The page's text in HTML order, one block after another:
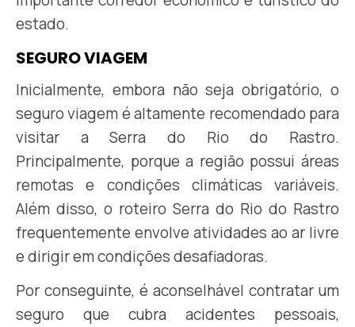
estado.
SEGURO VIAGEM
Inicialmente, embora não seja obrigatório, o
seguro viagem é altamente recomendado para
visitar a Serra do Rio do Rastro.
Principalmente, porque a região possui áreas
remotas e condições climáticas variáveis.
Além disso, o roteiro Serra do Rio do Rastro
frequentemente envolve atividades ao ar livre
e dirigir em condições desafiadoras.
Por conseguinte, é aconselhável contratar um
seguro que cubra acidentes pessoais,